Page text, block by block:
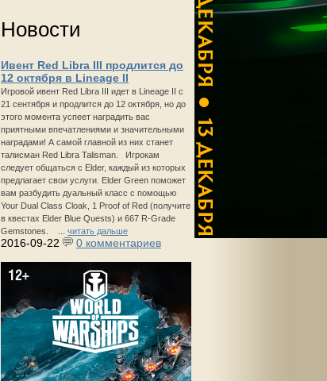
Новости
Ивент Red Libra III продлится до
12 октября в Lineage II
Игровой ивент Red Libra III идет в Lineage II с
21 сентября и продлится до 12 октября, но до
этого момента успеет наградить вас
приятными впечатлениями и значительными
наградами! А самой главной из них станет
талисман Red Libra Talisman. Игрокам
следует общаться с Elder, каждый из которых
предлагает свои услуги. Elder Green поможет
вам разбудить дуальный класс с помощью
Your Dual Class Cloak, 1 Proof of Red (получите
в квестах Elder Blue Quests) и 667 R-Grade
Gemstones. ... читать дальше
2016-09-22 0 комментариев